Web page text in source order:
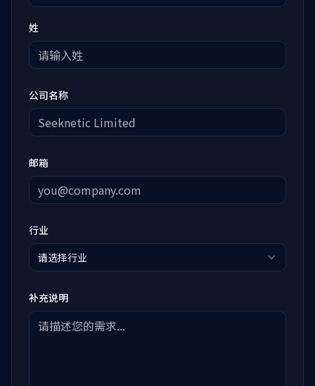
姓
公司名称
邮箱
行业
请选择行业
补充说明